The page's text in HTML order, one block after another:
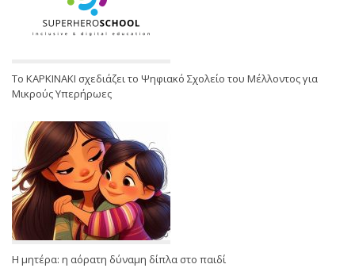
Το ΚΑΡΚΙΝΑΚΙ σχεδιάζει το Ψηφιακό Σχολείο του Μέλλοντος για
Μικρούς Υπερήρωες
Η μητέρα: η αόρατη δύναμη δίπλα στο παιδί